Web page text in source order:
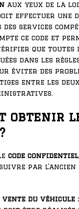
aux yeux de la loi.
effectuer une
des services
ce code et
que toutes
dans les
éviter des
entre les
obtenir
code confidentiel
par
du véhicule :